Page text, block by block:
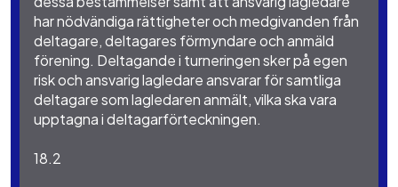
har nödvändiga rättigheter och medgivanden från
deltagare, deltagares förmyndare och anmäld
förening. Deltagande i turneringen sker på egen
risk och ansvarig lagledare ansvarar för samtliga
deltagare som lagledaren anmält, vilka ska vara
upptagna i deltagarförteckningen.
18.2